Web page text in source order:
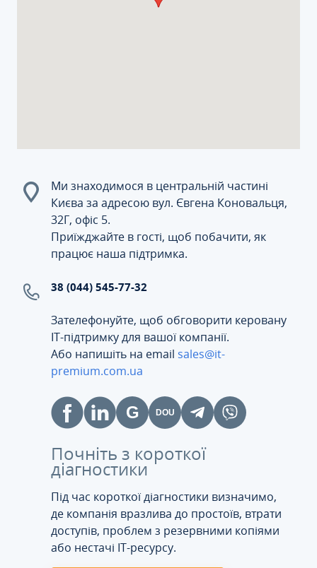
Ми знаходимося в центральній частині
Києва за адресою вул. Євгена Коновальця,
32Г, офіс 5.
Приїжджайте в гості, щоб побачити, як
працює наша підтримка.
38 (044) 545-77-32
Зателефонуйте, щоб обговорити керовану
ІТ-підтримку для вашої компанії.
Або напишіть на email sales@it-
premium.com.ua
Почніть з короткої
діагностики
Під час короткої діагностики визначимо,
де компанія вразлива до простоїв, втрати
доступів, проблем з резервними копіями
або нестачі IT-ресурсу.